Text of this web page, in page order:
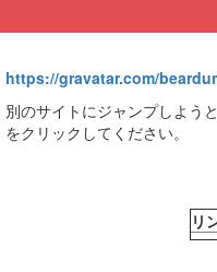
https://gravatar.com/
別のサイトにジャンプしよう
をクリックしてください。
リ